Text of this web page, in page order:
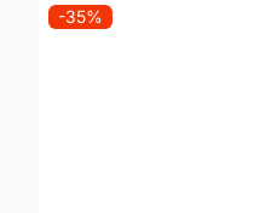
-35%